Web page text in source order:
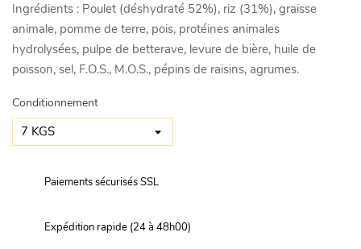
Ingrédients : Poulet (déshydraté 52%), riz (31%), graisse
animale, pomme de terre, pois, protéines animales
hydrolysées, pulpe de betterave, levure de bière, huile de
poisson, sel, F.O.S., M.O.S., pépins de raisins, agrumes.
Conditionnement
Paiements sécurisés SSL
Expédition rapide (24 à 48h00)